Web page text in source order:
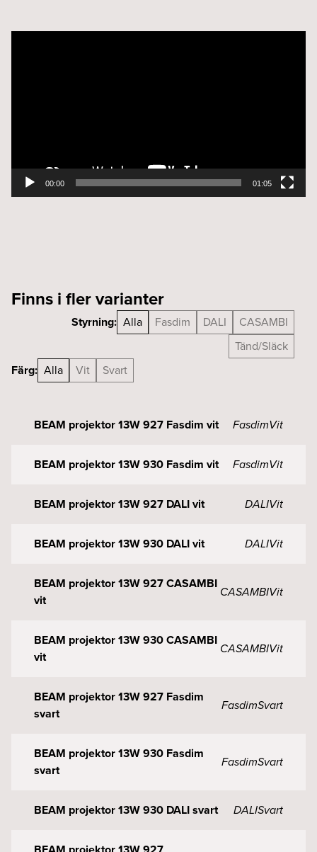
00:00 01:05
Finns i fler varianter
Styrning: Alla Fasdim DALI
CASAMBI
Tänd/Släck
Färg: Alla Vit Svart
BEAM projektor 13W 927 Fasdim vit FasdimVit
BEAM projektor 13W 930 Fasdim vit FasdimVit
BEAM projektor 13W 927 DALI vit DALIVit
BEAM projektor 13W 930 DALI vit DALIVit
BEAM projektor 13W 927 CASAMBI
vit
CASAMBIVit
BEAM projektor 13W 930 CASAMBI
vit
CASAMBIVit
BEAM projektor 13W 927 Fasdim
svart
FasdimSvart
BEAM projektor 13W 930 Fasdim
svart
FasdimSvart
BEAM projektor 13W 930 DALI svart DALISvart